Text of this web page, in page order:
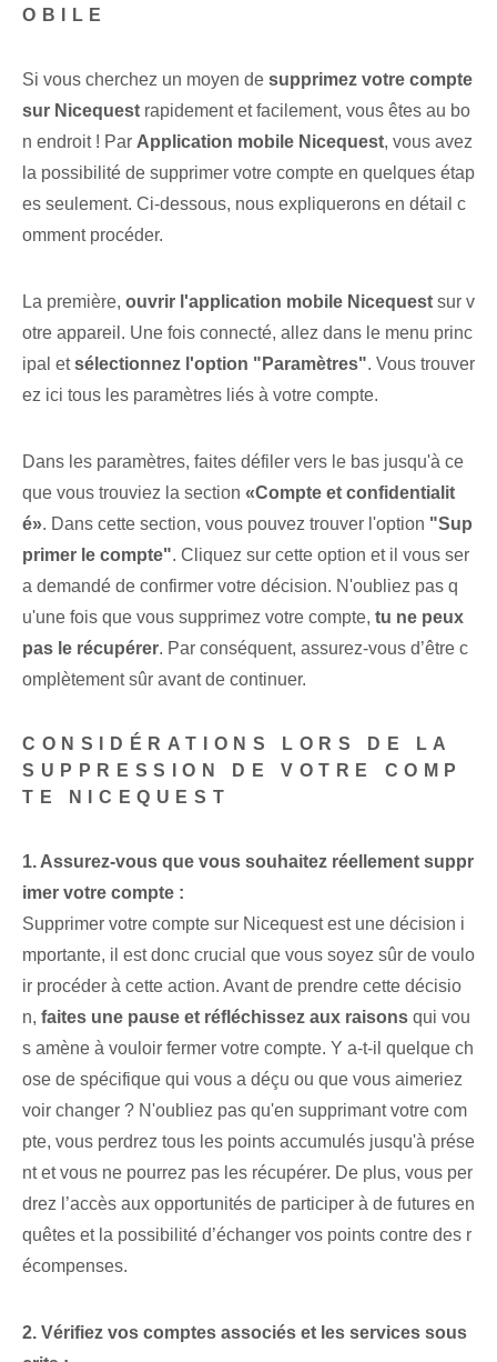
OBILE
Si vous cherchez un moyen de supprimez votre compte
sur‌ Nicequest rapidement et facilement, vous êtes au bo
n endroit ! Par Application mobile Nicequest, vous avez
la possibilité de supprimer votre compte en quelques étap
es seulement. Ci-dessous, nous expliquerons en détail c
omment procéder.
La première, ouvrir l'application mobile Nicequest sur v
otre appareil. Une fois connecté, allez dans le menu princ
ipal etsélectionnez l'option "Paramètres". ⁢Vous trouver
ez ici tous les paramètres liés à‌ votre compte.
Dans les paramètres, faites défiler vers le bas‌ jusqu'à ce
que vous trouviez la section «Compte‌ et confidentialit
é». Dans cette section, vous pouvez trouver l'option "Sup
primer le compte". Cliquez sur cette option et il vous ser
a demandé de confirmer votre décision. N'oubliez pas q
u'une fois que vous supprimez votre compte, tu ne peux
pas le récupérer. Par conséquent, assurez-vous d’être c
omplètement sûr avant de continuer.
CONSIDÉRATIONS LORS DE LA
SUPPRESSION DE VOTRE COMP
TE NICEQUEST
1. Assurez-vous que vous souhaitez réellement suppr
imer votre compte :
Supprimer votre compte sur Nicequest⁢ est ‌une ​décision i
mportante⁣, il est donc crucial que ⁣vous soyez sûr de voulo
ir procéder⁣ à cette action. Avant de prendre cette décisio
n,⁢ faites une pause et réfléchissez aux raisons ⁣qui vou
s amène‌ à vouloir fermer votre compte. Y a-t-il quelque ch
ose de spécifique qui vous a déçu ou que vous aimeriez
voir changer ? N'oubliez pas qu'en supprimant votre com
pte, vous perdrez tous les points accumulés jusqu'à prése
nt et vous ne pourrez pas les récupérer. De plus, vous per
drez l’accès aux opportunités de participer à de futures en
quêtes et la possibilité d’échanger vos points contre des r
écompenses.
2. Vérifiez vos comptes associés et les services sous